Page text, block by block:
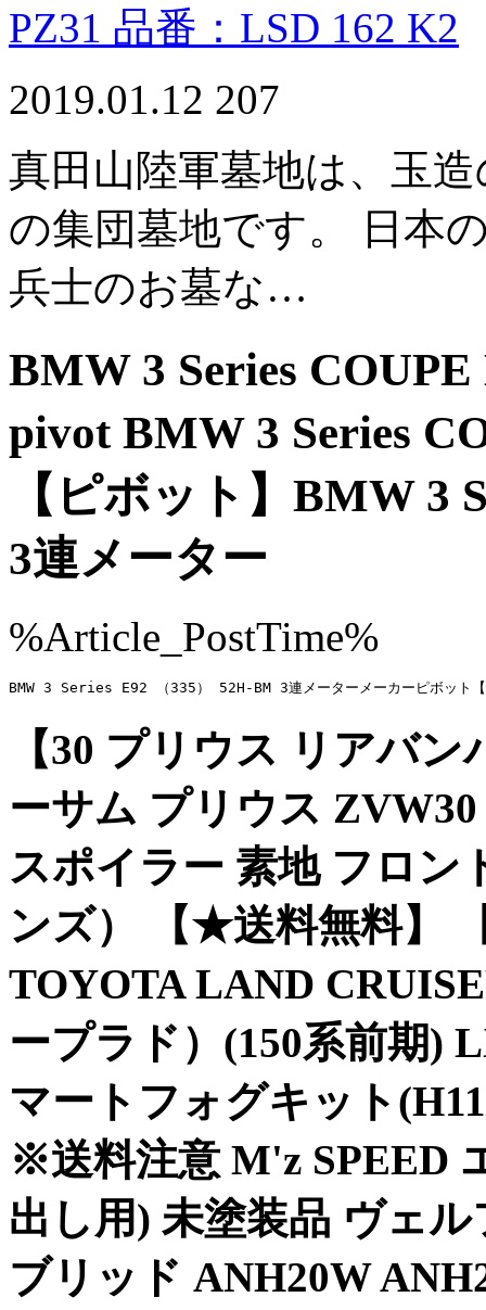
PZ31 品番：LSD 162 K2
2019.01.12 207
真田山陸軍墓地は、玉
の集団墓地です。 日本
兵士のお墓な…
BMW 3 Series
pivot BMW 3 Series
【ピボット】BMW 3
3連メーター
%Article_PostTime%
BMW 3 Series E92 （335） 52H-BM 3連メーターメーカーピボット【
【30 プリウス リアバ
ーサム プリウス
スポイラー 素地 フロン
ンズ） 【★送料無料】
TOYOTA LAND
ープラド）(150系前期)
マートフォグキット
※送料注意 M'z SPEED
出し用) 未塗装品 ヴェ
ブリッド ANH20W